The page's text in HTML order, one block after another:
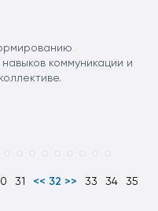
коммуникации и
31 << 32 >> 33 34
35